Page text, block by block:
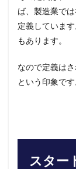
スタ
ート
プと
ール
曲線
い
ば、製造業で
定義していま
もあります。
なので定義は
という印象です
スター